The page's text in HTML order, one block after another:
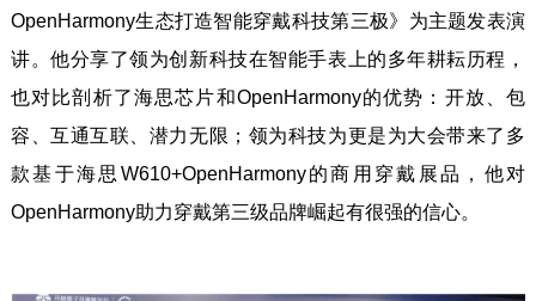
OpenHarmony生态打造智能穿戴科技第三极》为主题发表演
讲。他分享了领为创新科技在智能手表上的多年耕耘历程，
也对比剖析了海思芯片和OpenHarmony的优势：开放、包
容、互通互联、潜力无限；领为科技为更是为大会带来了多
款基于海思W610+OpenHarmony的商用穿戴展品，他对
OpenHarmony助力穿戴第三级品牌崛起有很强的信心。